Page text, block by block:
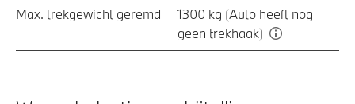
Max. trekgewicht geremd
1300 kg (Auto heeft nog
geen trekhaak)